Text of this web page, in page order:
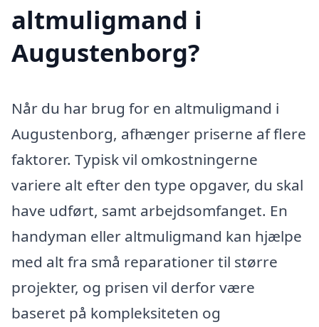
altmuligmand i
Augustenborg?
Når du har brug for en altmuligmand i
Augustenborg, afhænger priserne af flere
faktorer. Typisk vil omkostningerne
variere alt efter den type opgaver, du skal
have udført, samt arbejdsomfanget. En
handyman eller altmuligmand kan hjælpe
med alt fra små reparationer til større
projekter, og prisen vil derfor være
baseret på kompleksiteten og